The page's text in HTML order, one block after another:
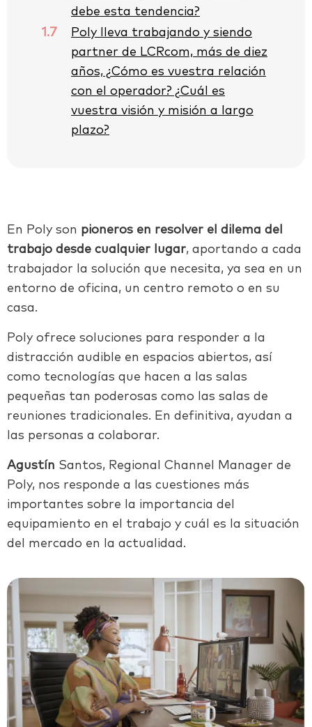
debe esta tendencia?
1.7
Poly lleva trabajando y siendo
partner de LCRcom, más de diez
años, ¿Cómo es vuestra relación
con el operador? ¿Cuál es
vuestra visión y misión a largo
plazo?
En Poly son pioneros en resolver el dilema del
trabajo desde cualquier lugar, aportando a cada
trabajador la solución que necesita, ya sea en un
entorno de oficina, un centro remoto o en su
casa.
Poly ofrece soluciones para responder a la
distracción audible en espacios abiertos, así
como tecnologías que hacen a las salas
pequeñas tan poderosas como las salas de
reuniones tradicionales. En definitiva, ayudan a
las personas a colaborar.
Agustín Santos, Regional Channel Manager de
Poly, nos responde a las cuestiones más
importantes sobre la importancia del
equipamiento en el trabajo y cuál es la situación
del mercado en la actualidad.